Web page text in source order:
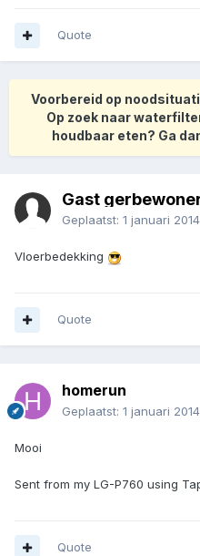
Quote
Voorbereid op
Op zoek naar
houdbaar eten? Ga
Gast
Geplaatst: 1 januari 2014
Vloerbedekking
Quote
homerun
Geplaatst: 1 januari 2014
Mooi
Sent from my LG-P760 using
Quote